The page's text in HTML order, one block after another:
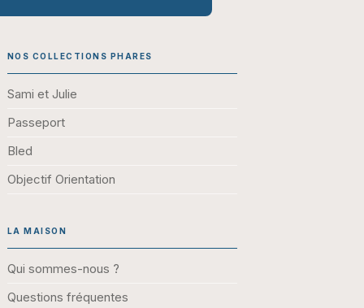
NOS COLLECTIONS PHARES
Sami et Julie
Passeport
Bled
Objectif Orientation
LA MAISON
Qui sommes-nous ?
Questions fréquentes